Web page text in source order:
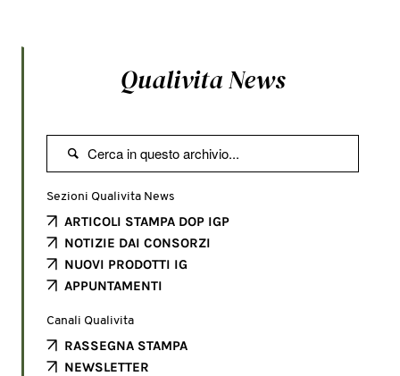
Qualivita News

Sezioni Qualivita News
ARTICOLI STAMPA DOP IGP
NOTIZIE DAI CONSORZI
NUOVI PRODOTTI IG
APPUNTAMENTI
Canali Qualivita
RASSEGNA STAMPA
NEWSLETTER